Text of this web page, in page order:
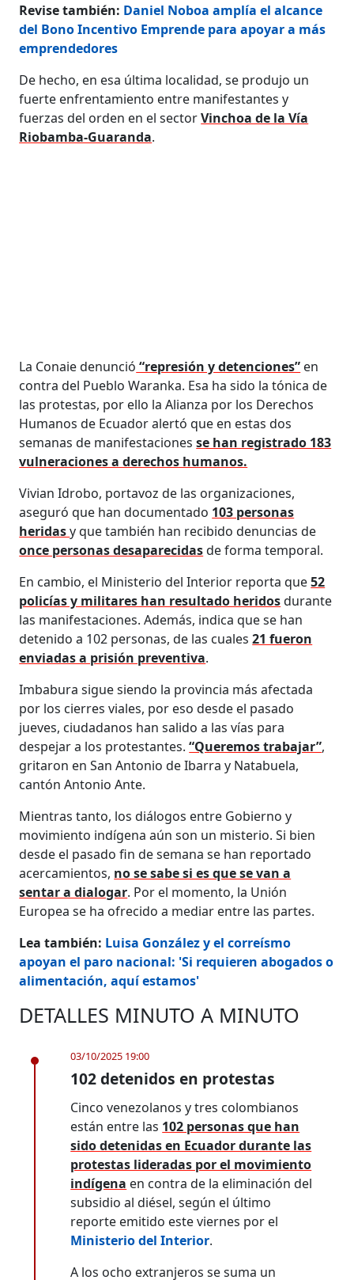
Revise también: Daniel Noboa amplía el alcance
del Bono Incentivo Emprende para apoyar a más
emprendedores
De hecho, en esa última localidad, se produjo un
fuerte enfrentamiento entre manifestantes y
fuerzas del orden en el sectorVinchoa de la Vía
Riobamba-Guaranda.
La Conaie denunció “represión y detenciones” en
contra del Pueblo Waranka. Esa ha sido la tónica de
las protestas, por ello la Alianza por los Derechos
Humanos de Ecuador alertó que en estas dos
semanas de manifestacionesse han registrado 183
vulneraciones a derechos humanos.
Vivian Idrobo, portavoz de las organizaciones,
aseguró que han documentado 103 personas
heridasy que también han recibido denuncias de
once personas desaparecidasde forma temporal.
En cambio, el Ministerio del Interior reporta que52
policías y militares han resultado heridosdurante
las manifestaciones. Además, indica que se han
detenido a 102 personas, de las cuales21 fueron
enviadas a prisión preventiva.
Imbabura sigue siendo la provincia más afectada
por los cierres viales, por eso desde el pasado
jueves, ciudadanos han salido a las vías para
despejar a los protestantes.“Queremos trabajar”,
gritaron en San Antonio de Ibarra y Natabuela,
cantón Antonio Ante.
Mientras tanto, los diálogos entre Gobierno y
movimiento indígena aún son un misterio. Si bien
desde el pasado fin de semana se han reportado
acercamientos, no se sabe si es que se van a
sentar a dialogar. Por el momento, la Unión
Europea se ha ofrecido a mediar entre las partes.
Lea también: Luisa González y el correísmo
apoyan el paro nacional: 'Si requieren abogados o
alimentación, aquí estamos'
DETALLES MINUTO A MINUTO
03/10/2025 19:00
102 detenidos en protestas
Cinco venezolanos y tres colombianos
están entre las 102 personas que han
sido detenidas en Ecuador durante las
protestas lideradas por el movimiento
indígena en contra de la eliminación del
subsidio al diésel, según el último
reporte emitido este viernes por el
Ministerio del Interior.
A los ocho extranjeros se suma un